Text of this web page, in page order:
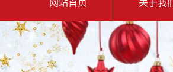
网站首页 关于我们